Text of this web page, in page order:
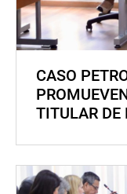
CASO
TITULAR DE